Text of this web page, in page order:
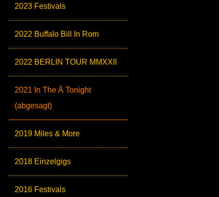
2023 Festivals
2022 Buffalo Bill In Rom
2022 BERLIN TOUR MMXXII
2021 In The Ä Tonight
(abgesagt)
2019 Miles & More
2018 Einzelgigs
2016 Festivals